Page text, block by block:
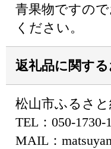
青果物ですの
ください。
返礼品に関す
松山市ふるさ
TEL：050-1730-
MAIL：